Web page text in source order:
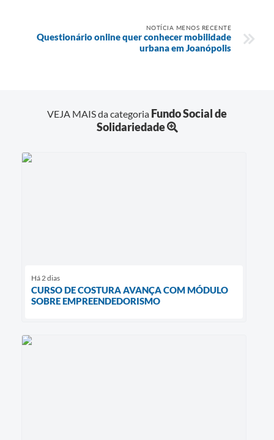
NOTÍCIA MENOS RECENTE
Questionário online quer conhecer mobilidade
urbana em Joanópolis
VEJA MAIS da categoria Fundo Social de
Solidariedade
Há 2 dias
CURSO DE COSTURA AVANÇA COM MÓDULO
SOBRE EMPREENDEDORISMO